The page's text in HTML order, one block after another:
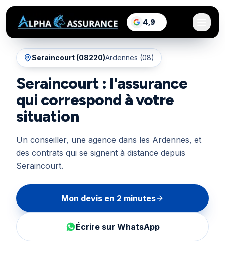
4,9
sur Google, voir les
Seraincourt (08220)Ardennes (08)
Seraincourt : l'assurance
qui correspond à votre
situation
Un conseiller, une agence dans les Ardennes, et
des contrats qui se signent à distance depuis
Seraincourt.
Mon devis en 2 minutes
Écrire sur WhatsApp